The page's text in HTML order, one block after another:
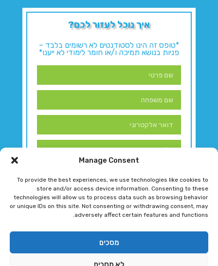
Manage Consent
To provide the best experiences, we use technologies like cookies to
store and/or access device information. Consenting to these
technologies will allow us to process data such as browsing behavior
or unique IDs on this site. Not consenting or withdrawing consent, may
adversely affect certain features and functions.
מסכים
איך נוכל לעזור לכם?
*טופס זה הינו לסטודנטים לא רשומים בלבד –
פניות בנושא תמיכה ו/או חומר לימודי לא ייענו*